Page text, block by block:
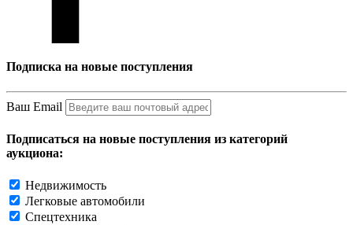
Подписка на новые поступления
Ваш Email
Подписаться на новые поступления из категорий
аукциона:
Недвижимость
Легковые автомобили
Спецтехника